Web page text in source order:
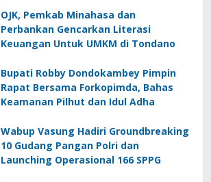
OJK, Pemkab Minahasa dan
Perbankan Gencarkan Literasi
Keuangan Untuk UMKM di Tondano
Bupati Robby Dondokambey Pimpin
Rapat Bersama Forkopimda, Bahas
Keamanan Pilhut dan Idul Adha
Wabup Vasung Hadiri Groundbreaking
10 Gudang Pangan Polri dan
Launching Operasional 166 SPPG